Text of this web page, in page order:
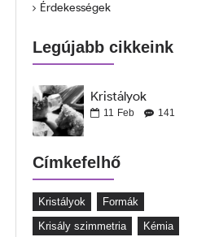
Érdekességek
Legújabb cikkeink
Kristályok
11 Feb 141
Címkefelhő
Kristályok
Formák
Krisály szimmetria
Kémia